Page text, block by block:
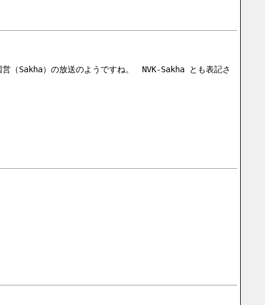
Sakha）の放送のようですね。　NVK-Sakha とも表記さ